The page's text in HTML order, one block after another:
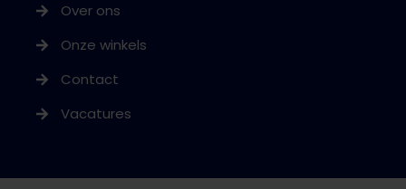
Over ons
Onze winkels
Contact
Vacatures